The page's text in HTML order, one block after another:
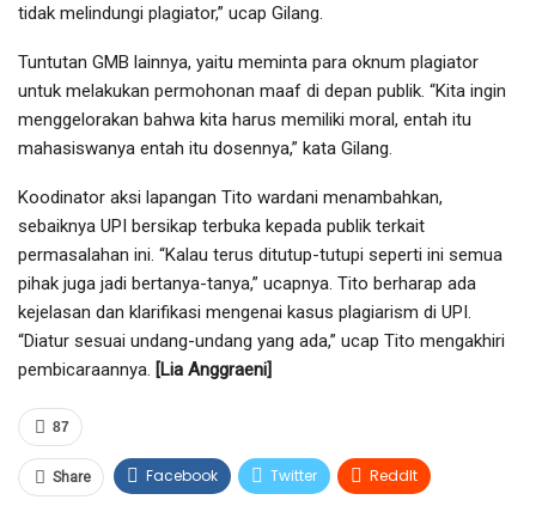
tidak melindungi plagiator,” ucap Gilang.
Tuntutan GMB lainnya, yaitu meminta para oknum plagiator
untuk melakukan permohonan maaf di depan publik. “Kita ingin
menggelorakan bahwa kita harus memiliki moral, entah itu
mahasiswanya entah itu dosennya,” kata Gilang.
Koodinator aksi lapangan Tito wardani menambahkan,
sebaiknya UPI bersikap terbuka kepada publik terkait
permasalahan ini. “Kalau terus ditutup-tutupi seperti ini semua
pihak juga jadi bertanya-tanya,” ucapnya. Tito berharap ada
kejelasan dan klarifikasi mengenai kasus plagiarism di UPI.
“Diatur sesuai undang-undang yang ada,” ucap Tito mengakhiri
pembicaraannya. [Lia Anggraeni]
87
Share Facebook Twitter ReddIt